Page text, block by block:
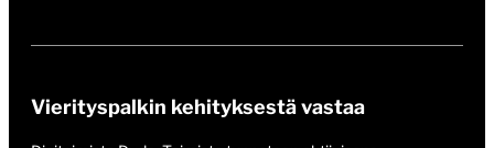
Vierityspalkin kehityksestä vastaa